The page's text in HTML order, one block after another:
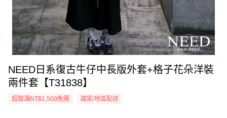
NEED日系復古牛仔中長版外套+格子花朵洋裝
兩件套【T31838】
超取滿NT$1,500免運 國家/地區配送